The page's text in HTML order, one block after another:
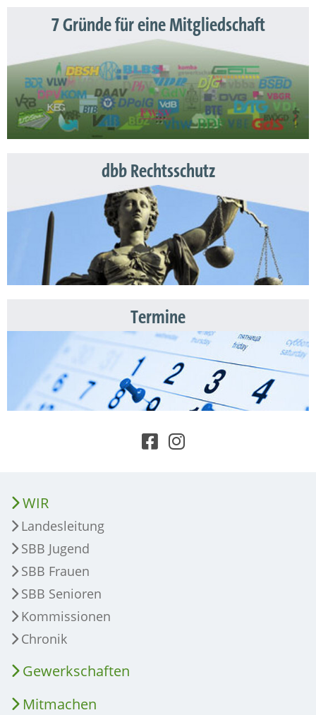
7 Gründe für eine Mitgliedschaft
dbb Rechtsschutz
Termine
WIR
Landesleitung
SBB Jugend
SBB Frauen
SBB Senioren
Kommissionen
Chronik
Gewerkschaften
Mitmachen